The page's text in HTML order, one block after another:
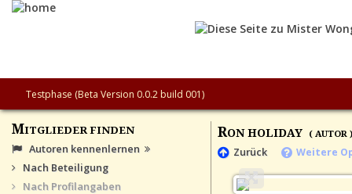
Testphase (Beta Version 0.0.2 build 001)
RON HOLIDAY ( AUTOR )
Zurück Weitere
MITGLIEDER FINDEN
Autoren kennenlernen
Nach Beteiligung
Nach Profilangaben